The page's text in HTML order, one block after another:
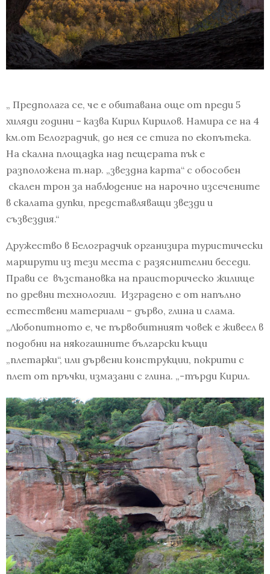
„ Предполага се, че е обитавана още от преди 5
хиляди години – казва Кирил Кирилов. Намира се на 4
км.от Белоградчик, до нея се стига по екопътека.
На скална площадка над пещерата пък е
разположена т.нар. „звездна карта“ с обособен
скален трон за наблюдение на нарочно изсечените
в скалата дупки, представляващи звезди и
съзвездия.“
Дружество в Белоградчик организира туристически
маршрути из тези места с разяснителни беседи.
Прави се възстановка на праисторическо жилище
по древни технологии. Изградено е от напълно
естествени материали – дърво, глина и слама.
„Любопитното е, че първобитният човек е живеел в
подобни на някогашните български къщи
„плетарки“, или дървени конструкции, покрити с
плет от пръчки, измазани с глина. „-търди Кирил.